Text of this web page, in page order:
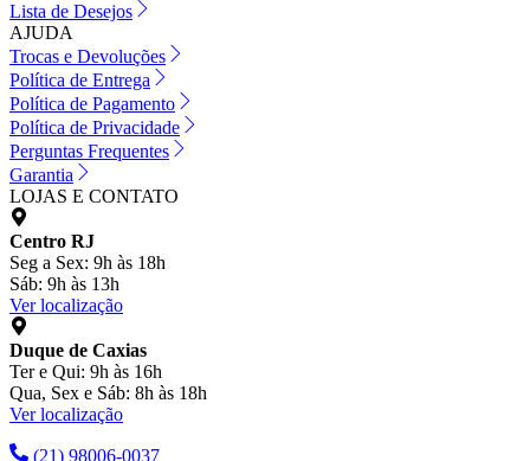
Lista de Desejos
AJUDA
Trocas e Devoluções
Política de Entrega
Política de Pagamento
Política de Privacidade
Perguntas Frequentes
Garantia
LOJAS E CONTATO
Centro RJ
Seg a Sex: 9h às 18h
Sáb: 9h às 13h
Ver localização
Duque de Caxias
Ter e Qui: 9h às 16h
Qua, Sex e Sáb: 8h às 18h
Ver localização
(21) 98006-0037